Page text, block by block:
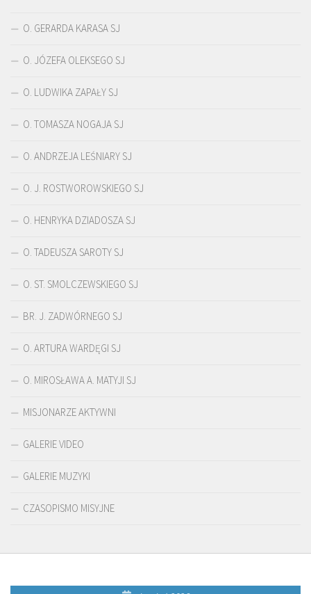
O. GERARDA KARASA SJ
O. JÓZEFA OLEKSEGO SJ
O. LUDWIKA ZAPAŁY SJ
O. TOMASZA NOGAJA SJ
O. ANDRZEJA LEŚNIARY SJ
O. J. ROSTWOROWSKIEGO SJ
O. HENRYKA DZIADOSZA SJ
O. TADEUSZA SAROTY SJ
O. ST. SMOLCZEWSKIEGO SJ
BR. J. ZADWÓRNEGO SJ
O. ARTURA WARDĘGI SJ
O. MIROSŁAWA A. MATYJI SJ
MISJONARZE AKTYWNI
GALERIE VIDEO
GALERIE MUZYKI
CZASOPISMO MISYJNE